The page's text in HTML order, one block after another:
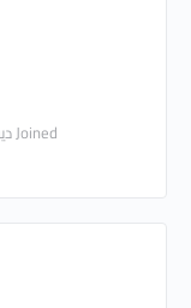
Joined ديسمبر 2022